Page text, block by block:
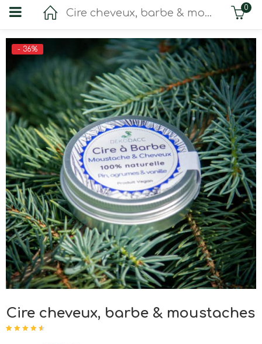
Cire cheveux, barbe & moustaches 0
- 36%
Cire cheveux, barbe & moustaches